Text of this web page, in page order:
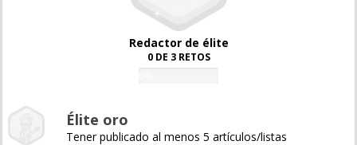
Redactor de élite
0 DE 3 RETOS
Élite oro
Tener publicado al menos 5 artículos/listas